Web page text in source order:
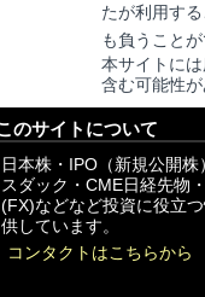
たが利用す
も負うことが
本サイトに
含む可能性が
のサイトについて
日本株・IPO（新規公開
スダック・CME日経先物
(FX)などなど投資に役立
供しています。
コンタクトはこちらから